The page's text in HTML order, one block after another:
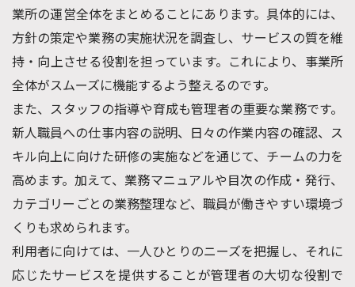
業所の運営全体をまとめることにあります。具体的には、
方針の策定や業務の実施状況を調査し、サービスの質を維
持・向上させる役割を担っています。これにより、事業所
全体がスムーズに機能するよう整えるのです。
また、スタッフの指導や育成も管理者の重要な業務です。
新人職員への仕事内容の説明、日々の作業内容の確認、ス
キル向上に向けた研修の実施などを通じて、チームの力を
高めます。加えて、業務マニュアルや目次の作成・発行、
カテゴリーごとの業務整理など、職員が働きやすい環境づ
くりも求められます。
利用者に向けては、一人ひとりのニーズを把握し、それに
応じたサービスを提供することが管理者の大切な役割で